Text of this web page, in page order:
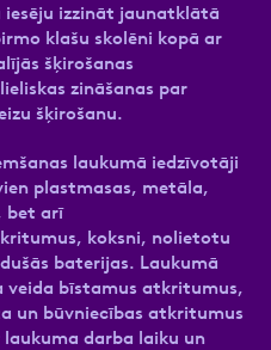
iesēju izzināt jaunatklātā
klašu skolēni kopā ar
šķirošanas
zināšanas par
šķirošanu.
laukumā iedzīvotāji
plastmasas, metāla,
bet arī
koksni, nolietotu
baterijas. Laukumā
veida bīstamus atkritumus,
un būvniecības atkritumus
laukuma darba laiku un